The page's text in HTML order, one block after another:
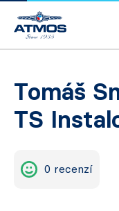
Tomáš
TS
0 recenzí